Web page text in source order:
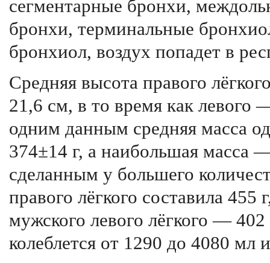
сегментарные бронхи,
бронхи, терминальные
бронхиол, воздух попадет в
Средняя высота правого
21,6 см, в то время как левого
одним данным средняя масса
374±14 г, а наибольшая масса
сделанным у большего
правого лёгкого составила
мужского левого лёгкого —
колеблется от 1290 до 4080 мл